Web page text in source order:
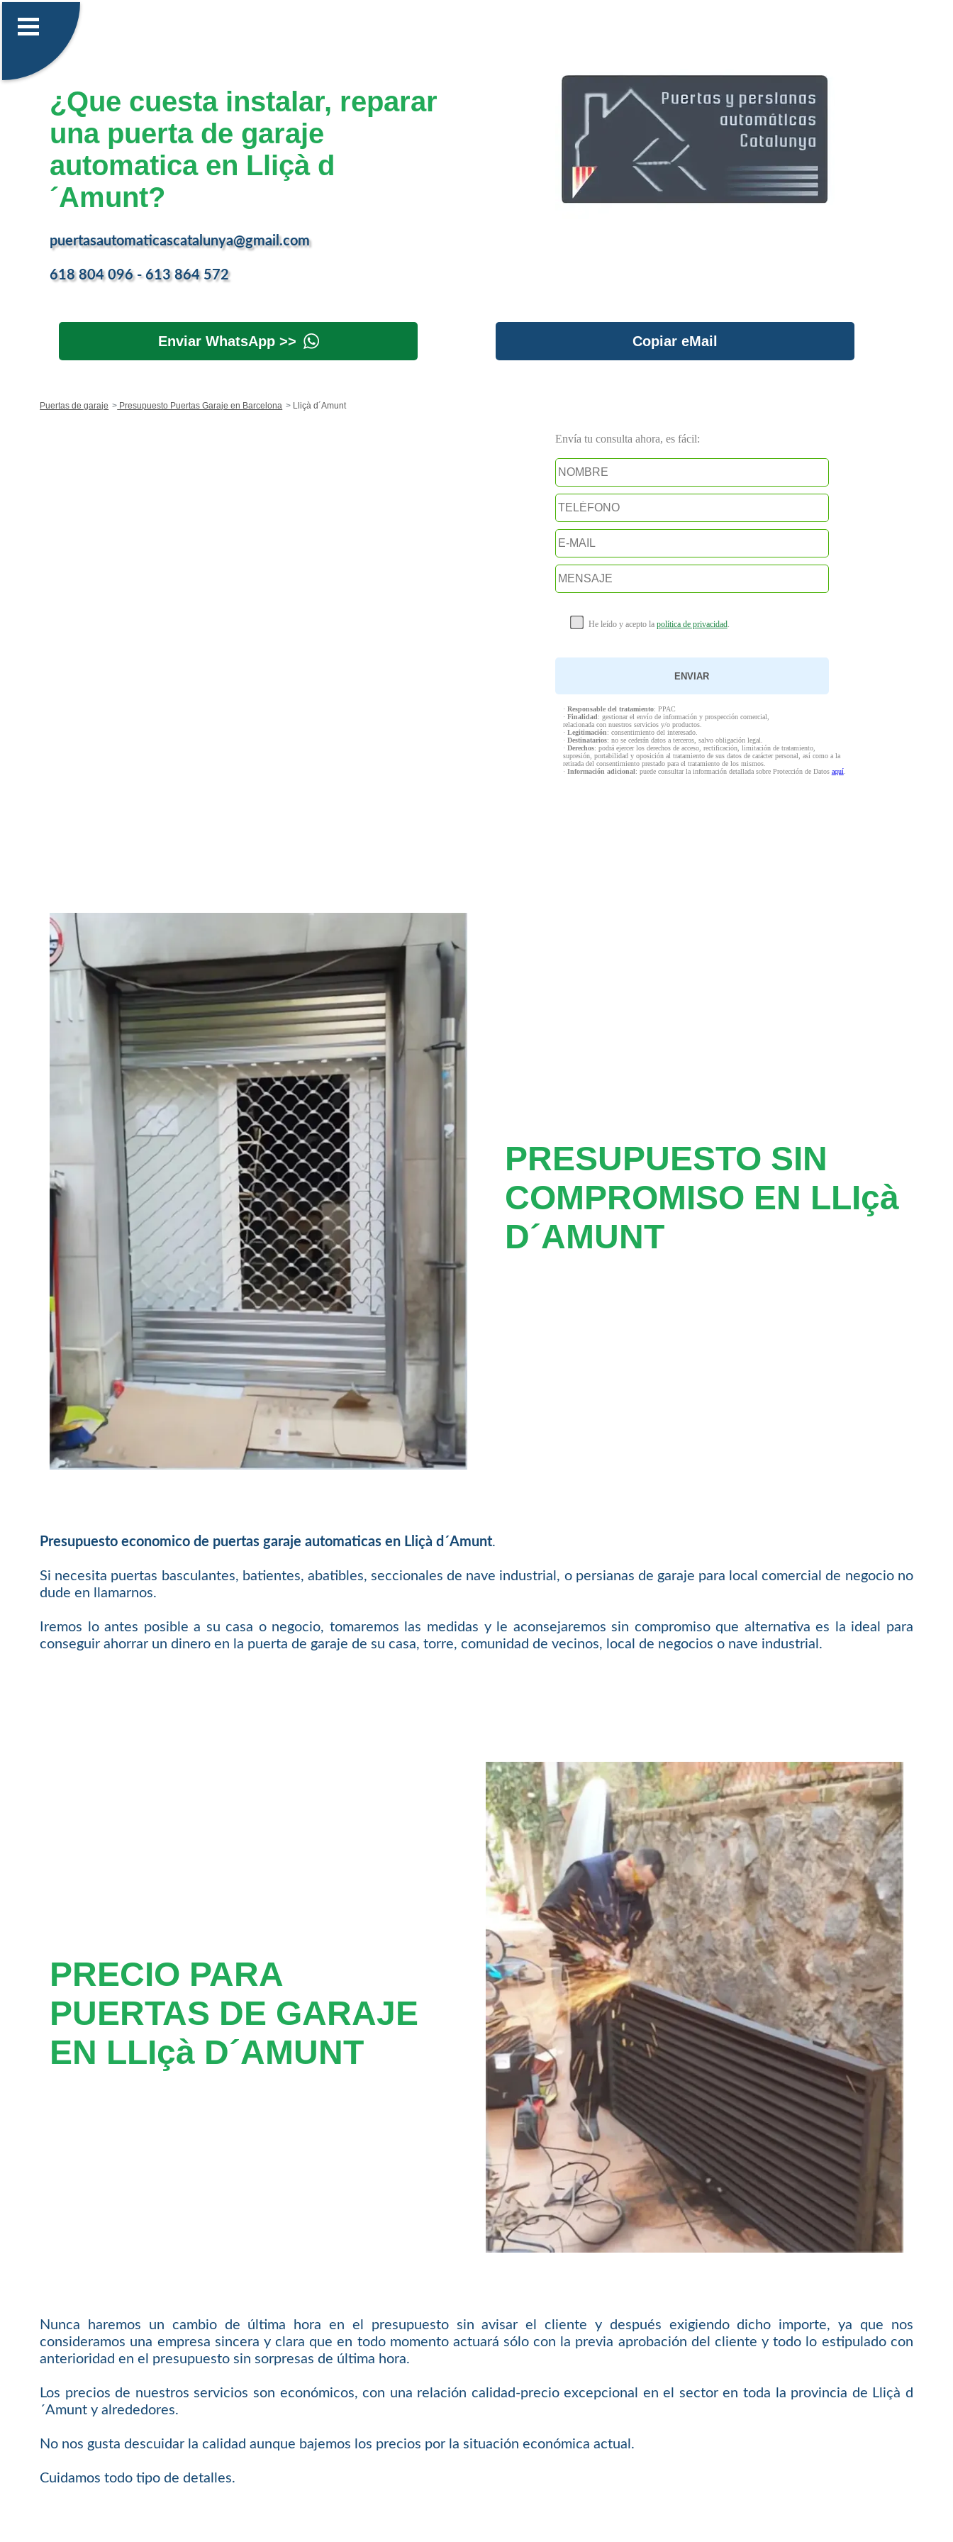
¿Que cuesta instalar, reparar
una puerta de garaje
automatica en Lliçà d
´Amunt?
puertasautomaticascatalunya@gmail.com
618 804 096 - 613 864 572
Enviar WhatsApp >> Copiar eMail
Puertas de garaje Presupuesto Puertas Garaje en Barcelona Lliçà d´Amunt
Envía tu consulta ahora, es fácil:
He leído y acepto la política de privacidad.
· Responsable del tratamiento: PPAC
· Finalidad: gestionar el envío de información y prospección comercial,
relacionada con nuestros servicios y/o productos.
· Legitimación: consentimiento del interesado.
· Destinatarios: no se cederán datos a terceros, salvo obligación legal.
· Derechos: podrá ejercer los derechos de acceso, rectificación, limitación de tratamiento,
supresión, portabilidad y oposición al tratamiento de sus datos de carácter personal, así como a la
retirada del consentimiento prestado para el tratamiento de los mismos.
· Información adicional: puede consultar la información detallada sobre Protección de Datos aquí.
PRESUPUESTO SIN
COMPROMISO EN LLIçà
D´AMUNT
Presupuesto economico de puertas garaje automaticas en Lliçà d´Amunt.
Si necesita puertas basculantes, batientes, abatibles, seccionales de nave industrial, o persianas de garaje para local comercial de negocio no
dude en llamarnos.
Iremos lo antes posible a su casa o negocio, tomaremos las medidas y le aconsejaremos sin compromiso que alternativa es la ideal para
conseguir ahorrar un dinero en la puerta de garaje de su casa, torre, comunidad de vecinos, local de negocios o nave industrial.
PRECIO PARA
PUERTAS DE GARAJE
EN LLIçà D´AMUNT
Nunca haremos un cambio de última hora en el presupuesto sin avisar el cliente y después exigiendo dicho importe, ya que nos
consideramos una empresa sincera y clara que en todo momento actuará sólo con la previa aprobación del cliente y todo lo estipulado con
anterioridad en el presupuesto sin sorpresas de última hora.
Los precios de nuestros servicios son económicos, con una relación calidad-precio excepcional en el sector en toda la provincia de Lliçà d
´Amunt y alrededores.
No nos gusta descuidar la calidad aunque bajemos los precios por la situación económica actual.
Cuidamos todo tipo de detalles.